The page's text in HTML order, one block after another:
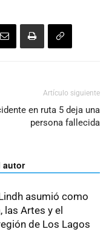
Artículo siguiente
en ruta 5 deja una
persona fallecida
autor
asumió como
las Artes y el
de Los Lagos